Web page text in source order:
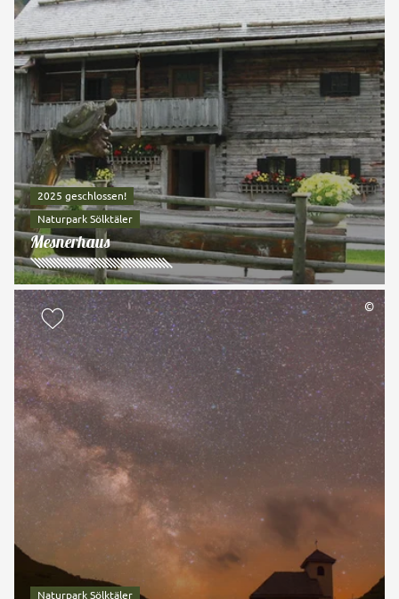
2025 geschlossen!
Naturpark Sölktäler
Mesnerhaus
©
zur Merkliste hinzufügen
Naturpark Sölktäler